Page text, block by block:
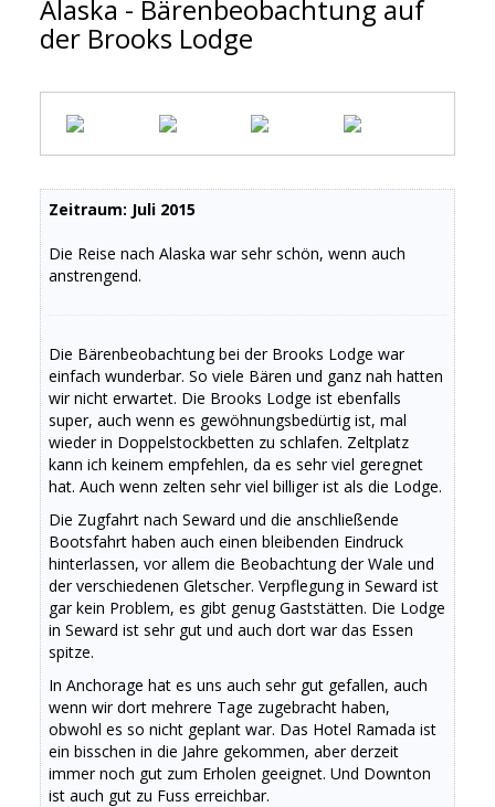
Alaska - Bärenbeobachtung auf
der Brooks Lodge
Zeitraum: Juli 2015
Die Reise nach Alaska war sehr schön, wenn auch
anstrengend.
Die Bärenbeobachtung bei der Brooks Lodge war
einfach wunderbar. So viele Bären und ganz nah hatten
wir nicht erwartet. Die Brooks Lodge ist ebenfalls
super, auch wenn es gewöhnungsbedürtig ist, mal
wieder in Doppelstockbetten zu schlafen. Zeltplatz
kann ich keinem empfehlen, da es sehr viel geregnet
hat. Auch wenn zelten sehr viel billiger ist als die Lodge.
Die Zugfahrt nach Seward und die anschließende
Bootsfahrt haben auch einen bleibenden Eindruck
hinterlassen, vor allem die Beobachtung der Wale und
der verschiedenen Gletscher. Verpflegung in Seward ist
gar kein Problem, es gibt genug Gaststätten. Die Lodge
in Seward ist sehr gut und auch dort war das Essen
spitze.
In Anchorage hat es uns auch sehr gut gefallen, auch
wenn wir dort mehrere Tage zugebracht haben,
obwohl es so nicht geplant war. Das Hotel Ramada ist
ein bisschen in die Jahre gekommen, aber derzeit
immer noch gut zum Erholen geeignet. Und Downton
ist auch gut zu Fuss erreichbar.